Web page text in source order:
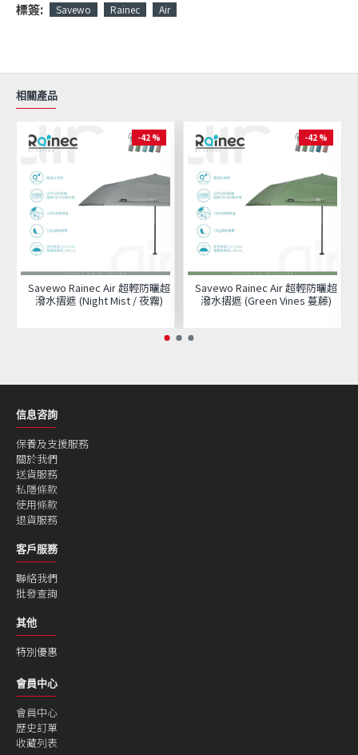
標簽: Savewo Rainec Air
相關產品
-42 %
Savewo Rainec Air 超輕防曬超
潑水摺遮 (Night Mist / 夜霧)
-42 %
Savewo Rainec Air 超輕防曬超
潑水摺遮 (Green Vines 蔓藤)
信息咨詢
保養及支援服務
關於我們
送貨服務
私隱條款
使用條款
退貨服務
客戶服務
聯絡我們
批發查詢
其他
特別優惠
會員中心
會員中心
歷史訂單
收藏列表